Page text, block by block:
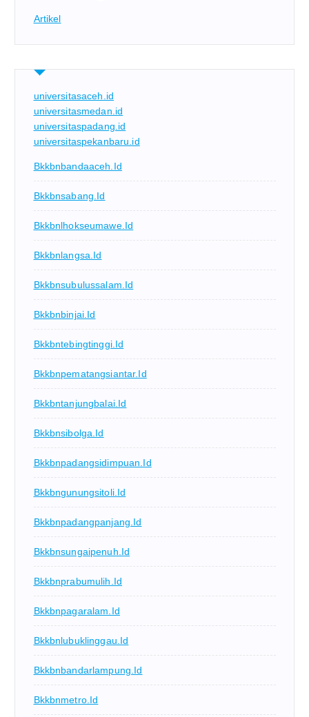
Artikel
universitasaceh.id
universitasmedan.id
universitaspadang.id
universitaspekanbaru.id
Bkkbnbandaaceh.id
Bkkbnsabang.id
Bkkbnlhokseumawe.id
Bkkbnlangsa.id
Bkkbnsubulussalam.id
Bkkbnbinjai.id
Bkkbntebingtinggi.id
Bkkbnpematangsiantar.id
Bkkbntanjungbalai.id
Bkkbnsibolga.id
Bkkbnpadangsidimpuan.id
Bkkbngunungsitoli.id
Bkkbnpadangpanjang.id
Bkkbnsungaipenuh.id
Bkkbnprabumulih.id
Bkkbnpagaralam.id
Bkkbnlubuklinggau.id
Bkkbnbandarlampung.id
Bkkbnmetro.id